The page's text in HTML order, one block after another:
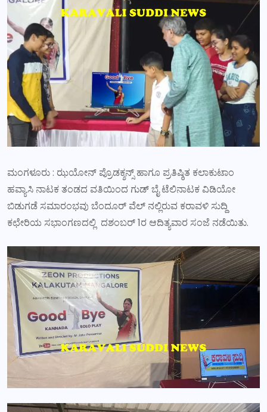
ಮಂಗಳೂರು : ಝಯೋನ್ ಪ್ರೊಡಕ್ಶನ್ಸ್ ಹಾಗೂ ಪ್ರತಿಷ್ಠಿತ ಕಲಾಕುಟಾಂ
ಹವ್ಯಾಸಿ ನಾಟಕ ತಂಡದ ವತಿಯಿಂದ ಗುಡ್ ಬೈ ಟೆಲಿನಾಟಕ ವಿಡಿಯೋ
ಬಿಡುಗಡೆ ಸಮಾರಂಭವು ಬೆಂದೂರ್ ವೆಲ್ ನಲ್ಲಿರುವ ಕರಾವಳಿ ಸುದ್ದಿ
ಕಛೇರಿಯ ಸಭಾಂಗಣದಲ್ಲಿ ದಶಂಬರ್ 1ರ ಆದಿತ್ಯವಾರ ಸಂಜೆ ನಡೆಯಿತು.